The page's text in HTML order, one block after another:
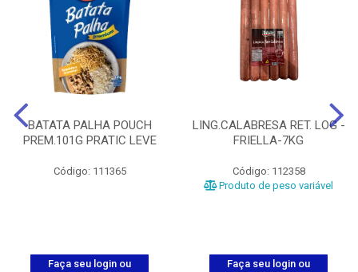
BATATA PALHA POUCH
PREM.101G PRATIC LEVE
Código: 111365
Faça seu login ou
LING.CALABRESA RET. LOG -
FRIELLA-7KG
Código: 112358
Produto de peso variável
Faça seu login ou